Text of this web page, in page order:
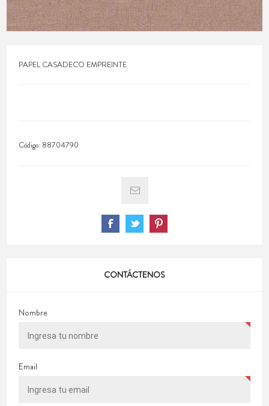
PAPEL CASADECO EMPREINTE
Código: 88704790
CONTÁCTENOS
Nombre
Email